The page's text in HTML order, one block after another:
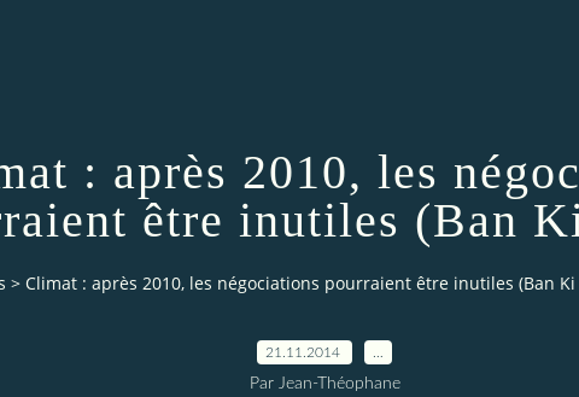
: après 2010, les
être inutiles (Ban
> Climat : après 2010, les négociations pourraient être inutiles (Ban Ki
21.11.2014
Par Jean-Théophane